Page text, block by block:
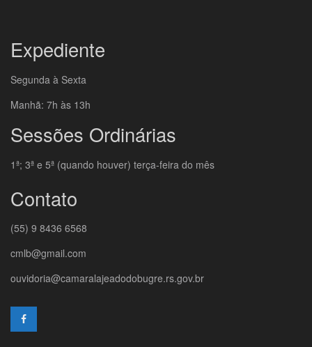
Expediente
Segunda à Sexta
Manhã: 7h às 13h
Sessões Ordinárias
1ª; 3ª e 5ª (quando houver) terça-feira do mês
Contato
(55) 9 8436 6568
cmlb@gmail.com
ouvidoria@camaralajeadodobugre.rs.gov.br